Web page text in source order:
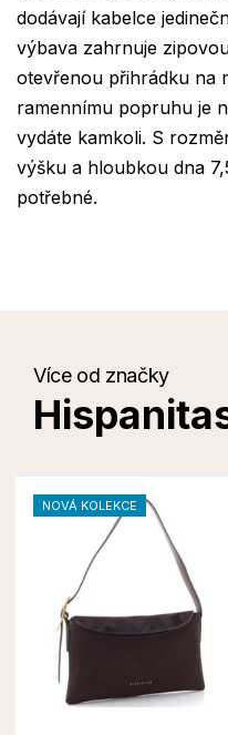
dodávají kabelce
výbava zahrnuje
otevřenou přihrádku na
ramennímu popruhu je
vydáte kamkoli. S
výšku a hloubkou dna
potřebné.
Více od značky
NOVÁ KOLEKCE